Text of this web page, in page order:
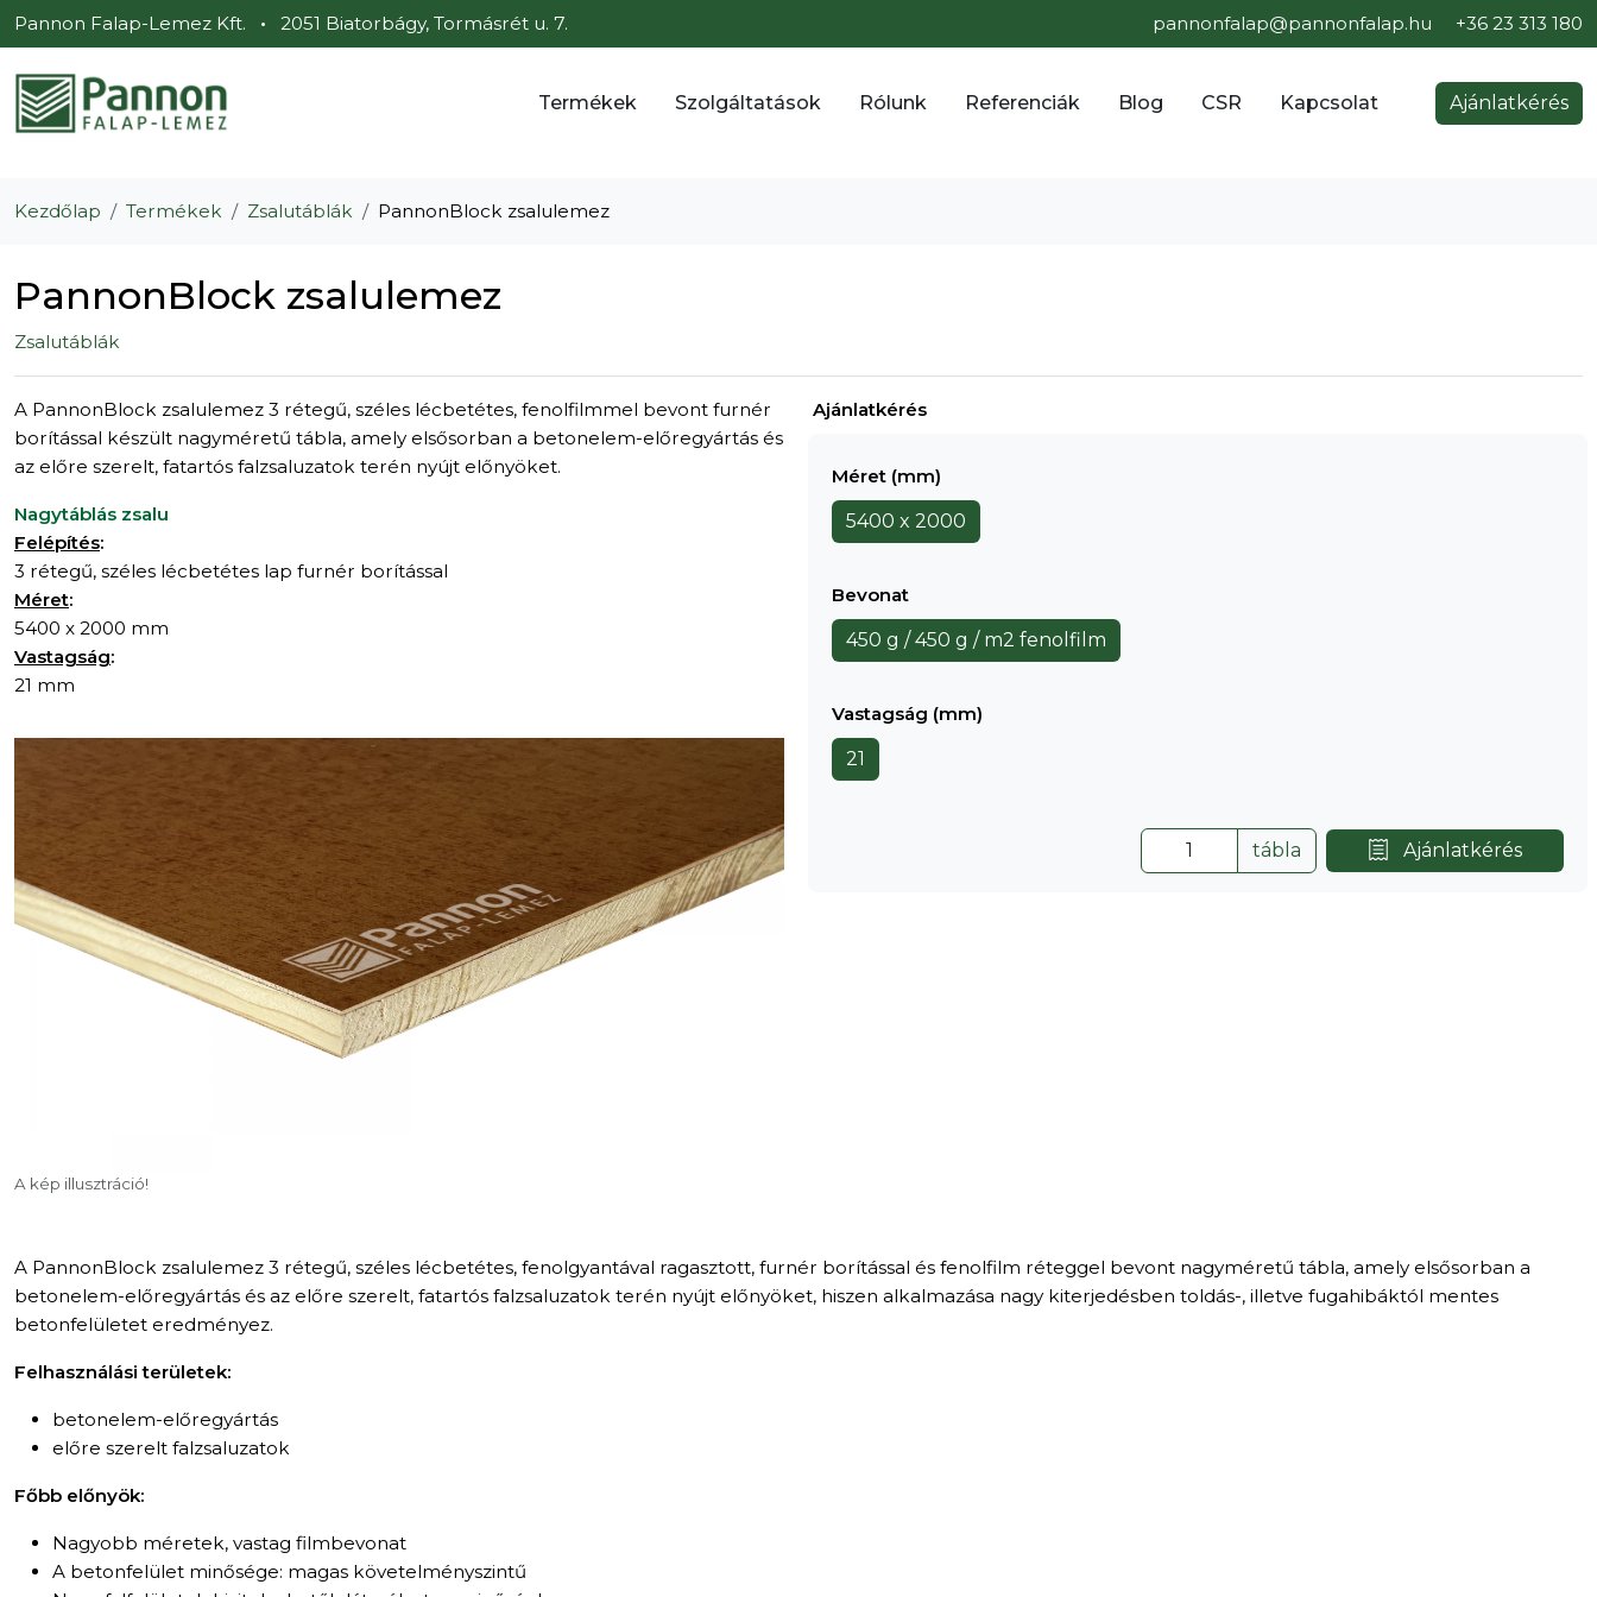
Pannon Falap-Lemez Kft. • 2051 Biatorbágy, Tormásrét u. 7. pannonfalap@pannonfalap.hu +36 23 313 180
Termékek Szolgáltatások Rólunk Referenciák Blog CSR Kapcsolat Ajánlatkérés
Kezdőlap Termékek Zsalutáblák PannonBlock zsalulemez
PannonBlock zsalulemez
Zsalutáblák
A PannonBlock zsalulemez 3 rétegű, széles lécbetétes, fenolfilmmel bevont furnér
borítással készült nagyméretű tábla, amely elsősorban a betonelem-előregyártás és
az előre szerelt, fatartós falzsaluzatok terén nyújt előnyöket.
Nagytáblás zsalu
Felépítés:
3 rétegű, széles lécbetétes lap furnér borítással
Méret:
5400 x 2000 mm
Vastagság:
21 mm
A kép illusztráció!
Ajánlatkérés
Méret (mm)
5400 x 2000
Bevonat
450 g / 450 g / m2 fenolfilm
Vastagság (mm)
21
tábla Ajánlatkérés
A PannonBlock zsalulemez 3 rétegű, széles lécbetétes, fenolgyantával ragasztott, furnér borítással és fenolfilm réteggel bevont nagyméretű tábla, amely elsősorban a
betonelem-előregyártás és az előre szerelt, fatartós falzsaluzatok terén nyújt előnyöket, hiszen alkalmazása nagy kiterjedésben toldás-, illetve fugahibáktól mentes
betonfelületet eredményez.
Felhasználási területek:
betonelem-előregyártás
előre szerelt falzsaluzatok
Főbb előnyök:
Nagyobb méretek, vastag filmbevonat
A betonfelület minősége: magas követelményszintű